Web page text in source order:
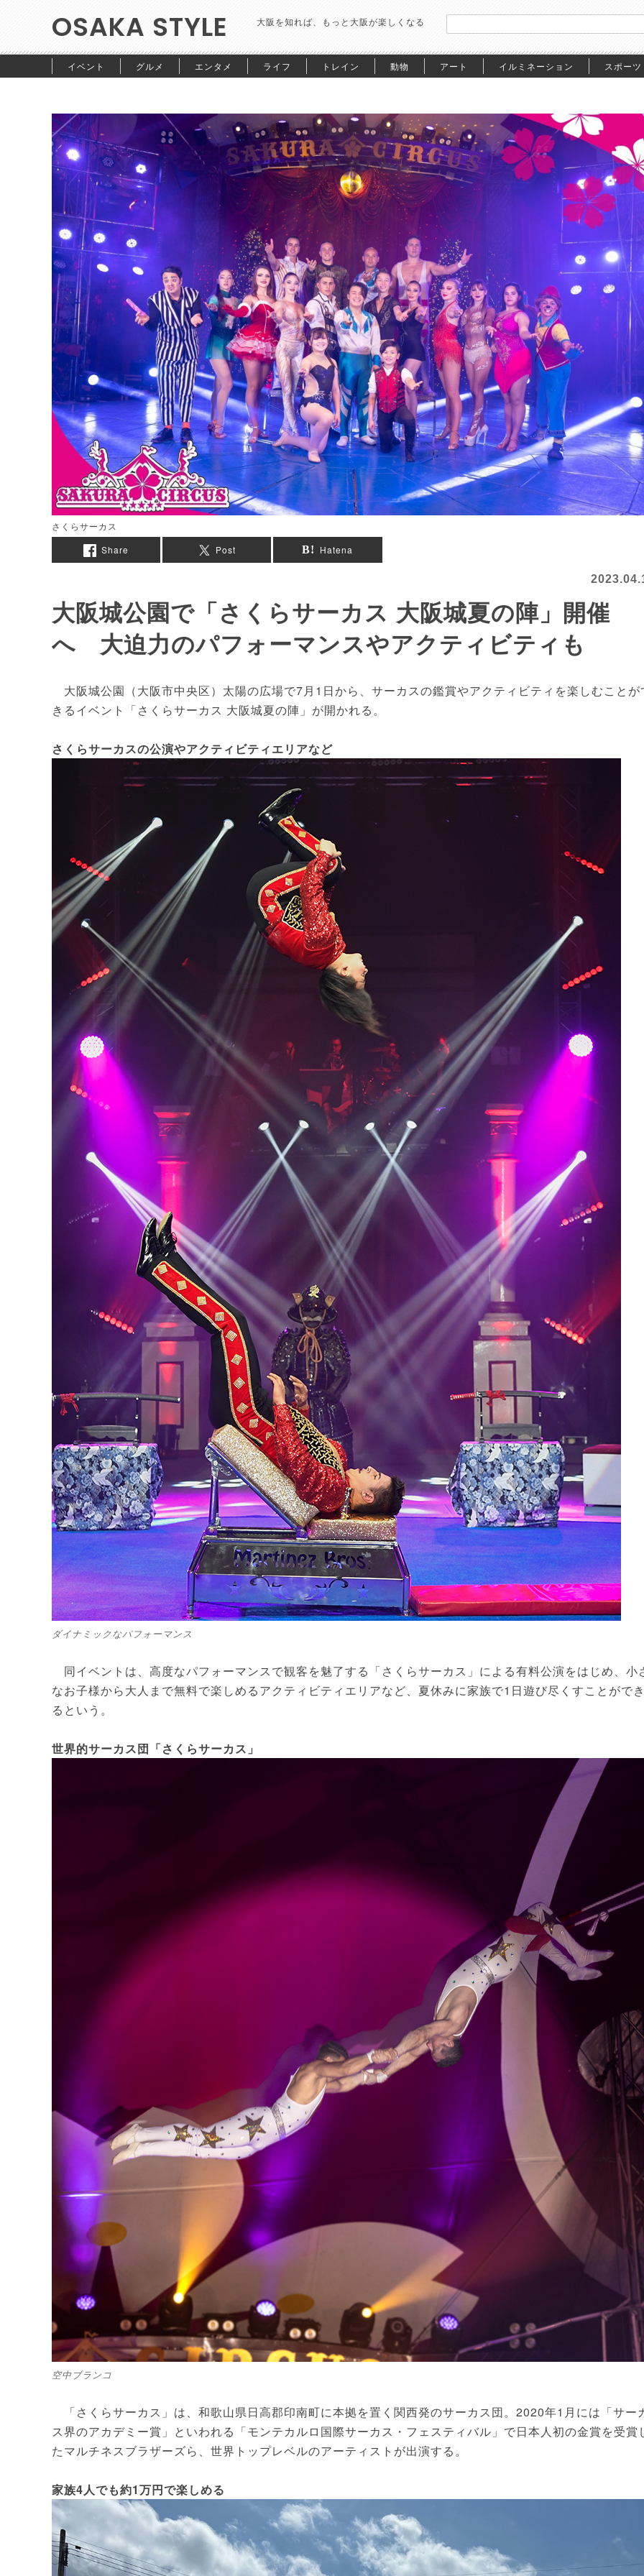
OSAKA STYLE 大阪を知れば、もっと大阪が楽しくなる
イベント グルメ エンタメ ライフ トレイン 動物 アート イルミネーション スポーツ
さくらサーカス
Share
Post Hatena
大阪城公園で「さくらサーカス 大阪城夏の陣」開催
へ 大迫力のパフォーマンスやアクティビティも
大阪城公園（大阪市中央区）太陽の広場で7月1日から、サーカスの鑑賞やアクティビティを楽しむことが
きるイベント「さくらサーカス 大阪城夏の陣」が開かれる。
さくらサーカスの公演やアクティビティエリアなど
ダイナミックなパフォーマンス
同イベントは、高度なパフォーマンスで観客を魅了する「さくらサーカス」による有料公演をはじめ、小
なお子様から大人まで無料で楽しめるアクティビティエリアなど、夏休みに家族で1日遊び尽くすことがで
るという。
世界的サーカス団「さくらサーカス」
空中ブランコ
「さくらサーカス」は、和歌山県日高郡印南町に本拠を置く関西発のサーカス団。2020年1月には「サー
ス界のアカデミー賞」といわれる「モンテカルロ国際サーカス・フェスティバル」で日本人初の金賞を受賞
たマルチネスブラザーズら、世界トップレベルのアーティストが出演する。
家族4人でも約1万円で楽しめる